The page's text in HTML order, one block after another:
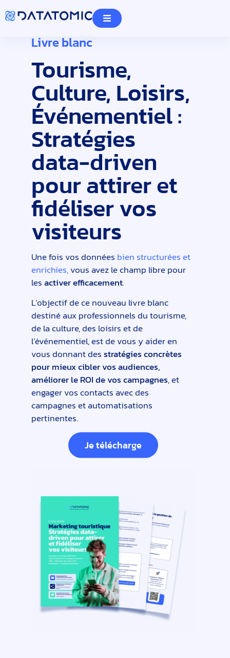
Livre blanc
Tourisme,
Culture, Loisirs,
Événementiel :
Stratégies
data-driven
pour attirer et
fidéliser vos
visiteurs
Une fois vos données bien structurées et
enrichies,vous avez le champ libre pour
lesactiver efficacement.
L’objectif de ce nouveau livre blanc
destiné aux professionnels du tourisme,
de la culture, des loisirs et de
l’événementiel, est de vous y aider en
vous donnant desstratégies concrètes
pour mieux cibler vos audiences,
améliorer le ROI de vos campagnes, et
engager vos contacts avec des
campagnes et automatisations
pertinentes.
Je télécharge